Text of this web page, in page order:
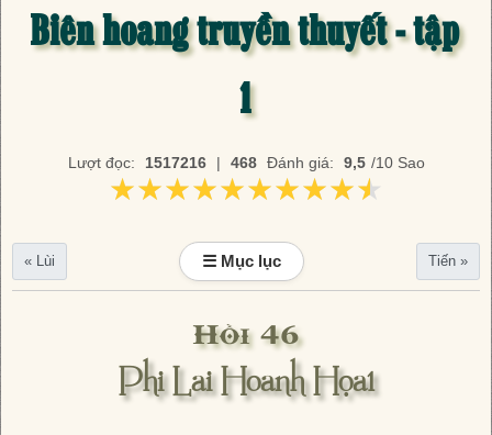
Biên hoang truyền thuyết - tập
1
Lượt đọc: 1517216 | 468 Đánh giá: 9,5 /10 Sao
★★★★★★★★★★
★★★★★★★★★★
« Lùi ☰ Mục lục Tiến »
Hồi 46
Phi Lai Hoanh Họa1